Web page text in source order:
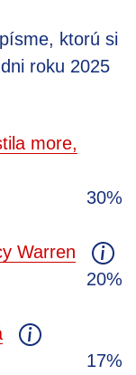
ktorú si
roku 2025
more,
30%
Warren
20%
17%